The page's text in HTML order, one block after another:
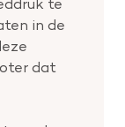
te
in de
dat